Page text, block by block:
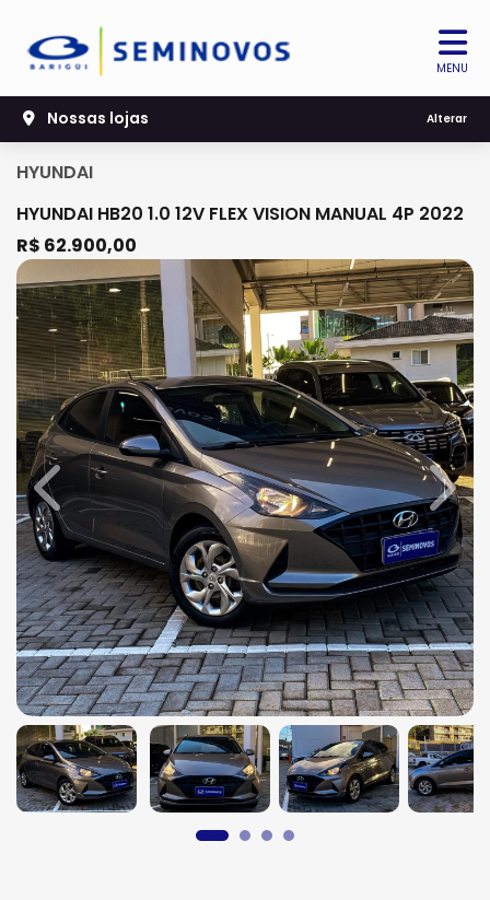
MENU
Nossas lojas Alterar
HYUNDAI
HYUNDAI HB20 1.0 12V FLEX VISION MANUAL 4P 2022
R$ 62.900,00
Previous Next